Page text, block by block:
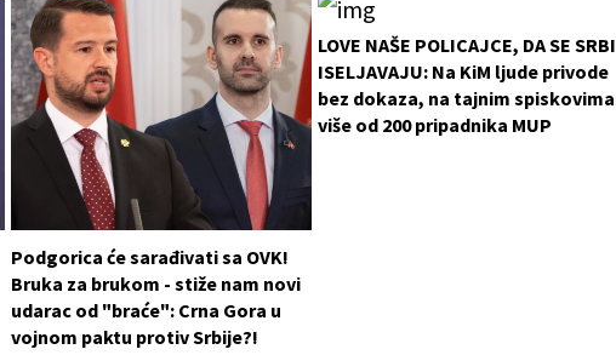
Podgorica će sarađivati sa OVK!
Bruka za brukom - stiže nam novi
udarac od "braće": Crna Gora u
vojnom paktu protiv Srbije?!
LOVE NAŠE POLICAJCE, DA SE SRBI
ISELJAVAJU: Na KiM ljude privode
bez dokaza, na tajnim spiskovima
više od 200 pripadnika MUP